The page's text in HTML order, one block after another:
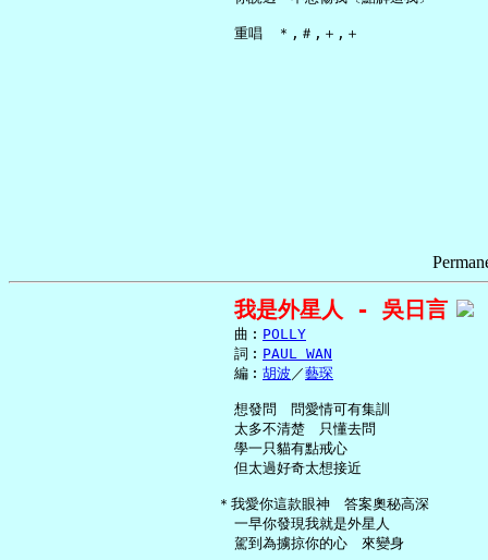
我是外星人 - 吳日言
     曲︰
POLLY
     詞︰
PAUL WAN
     編︰
胡波 ／藝琛
     想發問　問愛情可有集訓
     太多不清楚　只懂去問
     學一只貓有點戒心
     但太過好奇太想接近
   ＊我愛你這款眼神　答案奧秘高深
     一早你發現我就是外星人
     駕到為擄掠你的心　來變身